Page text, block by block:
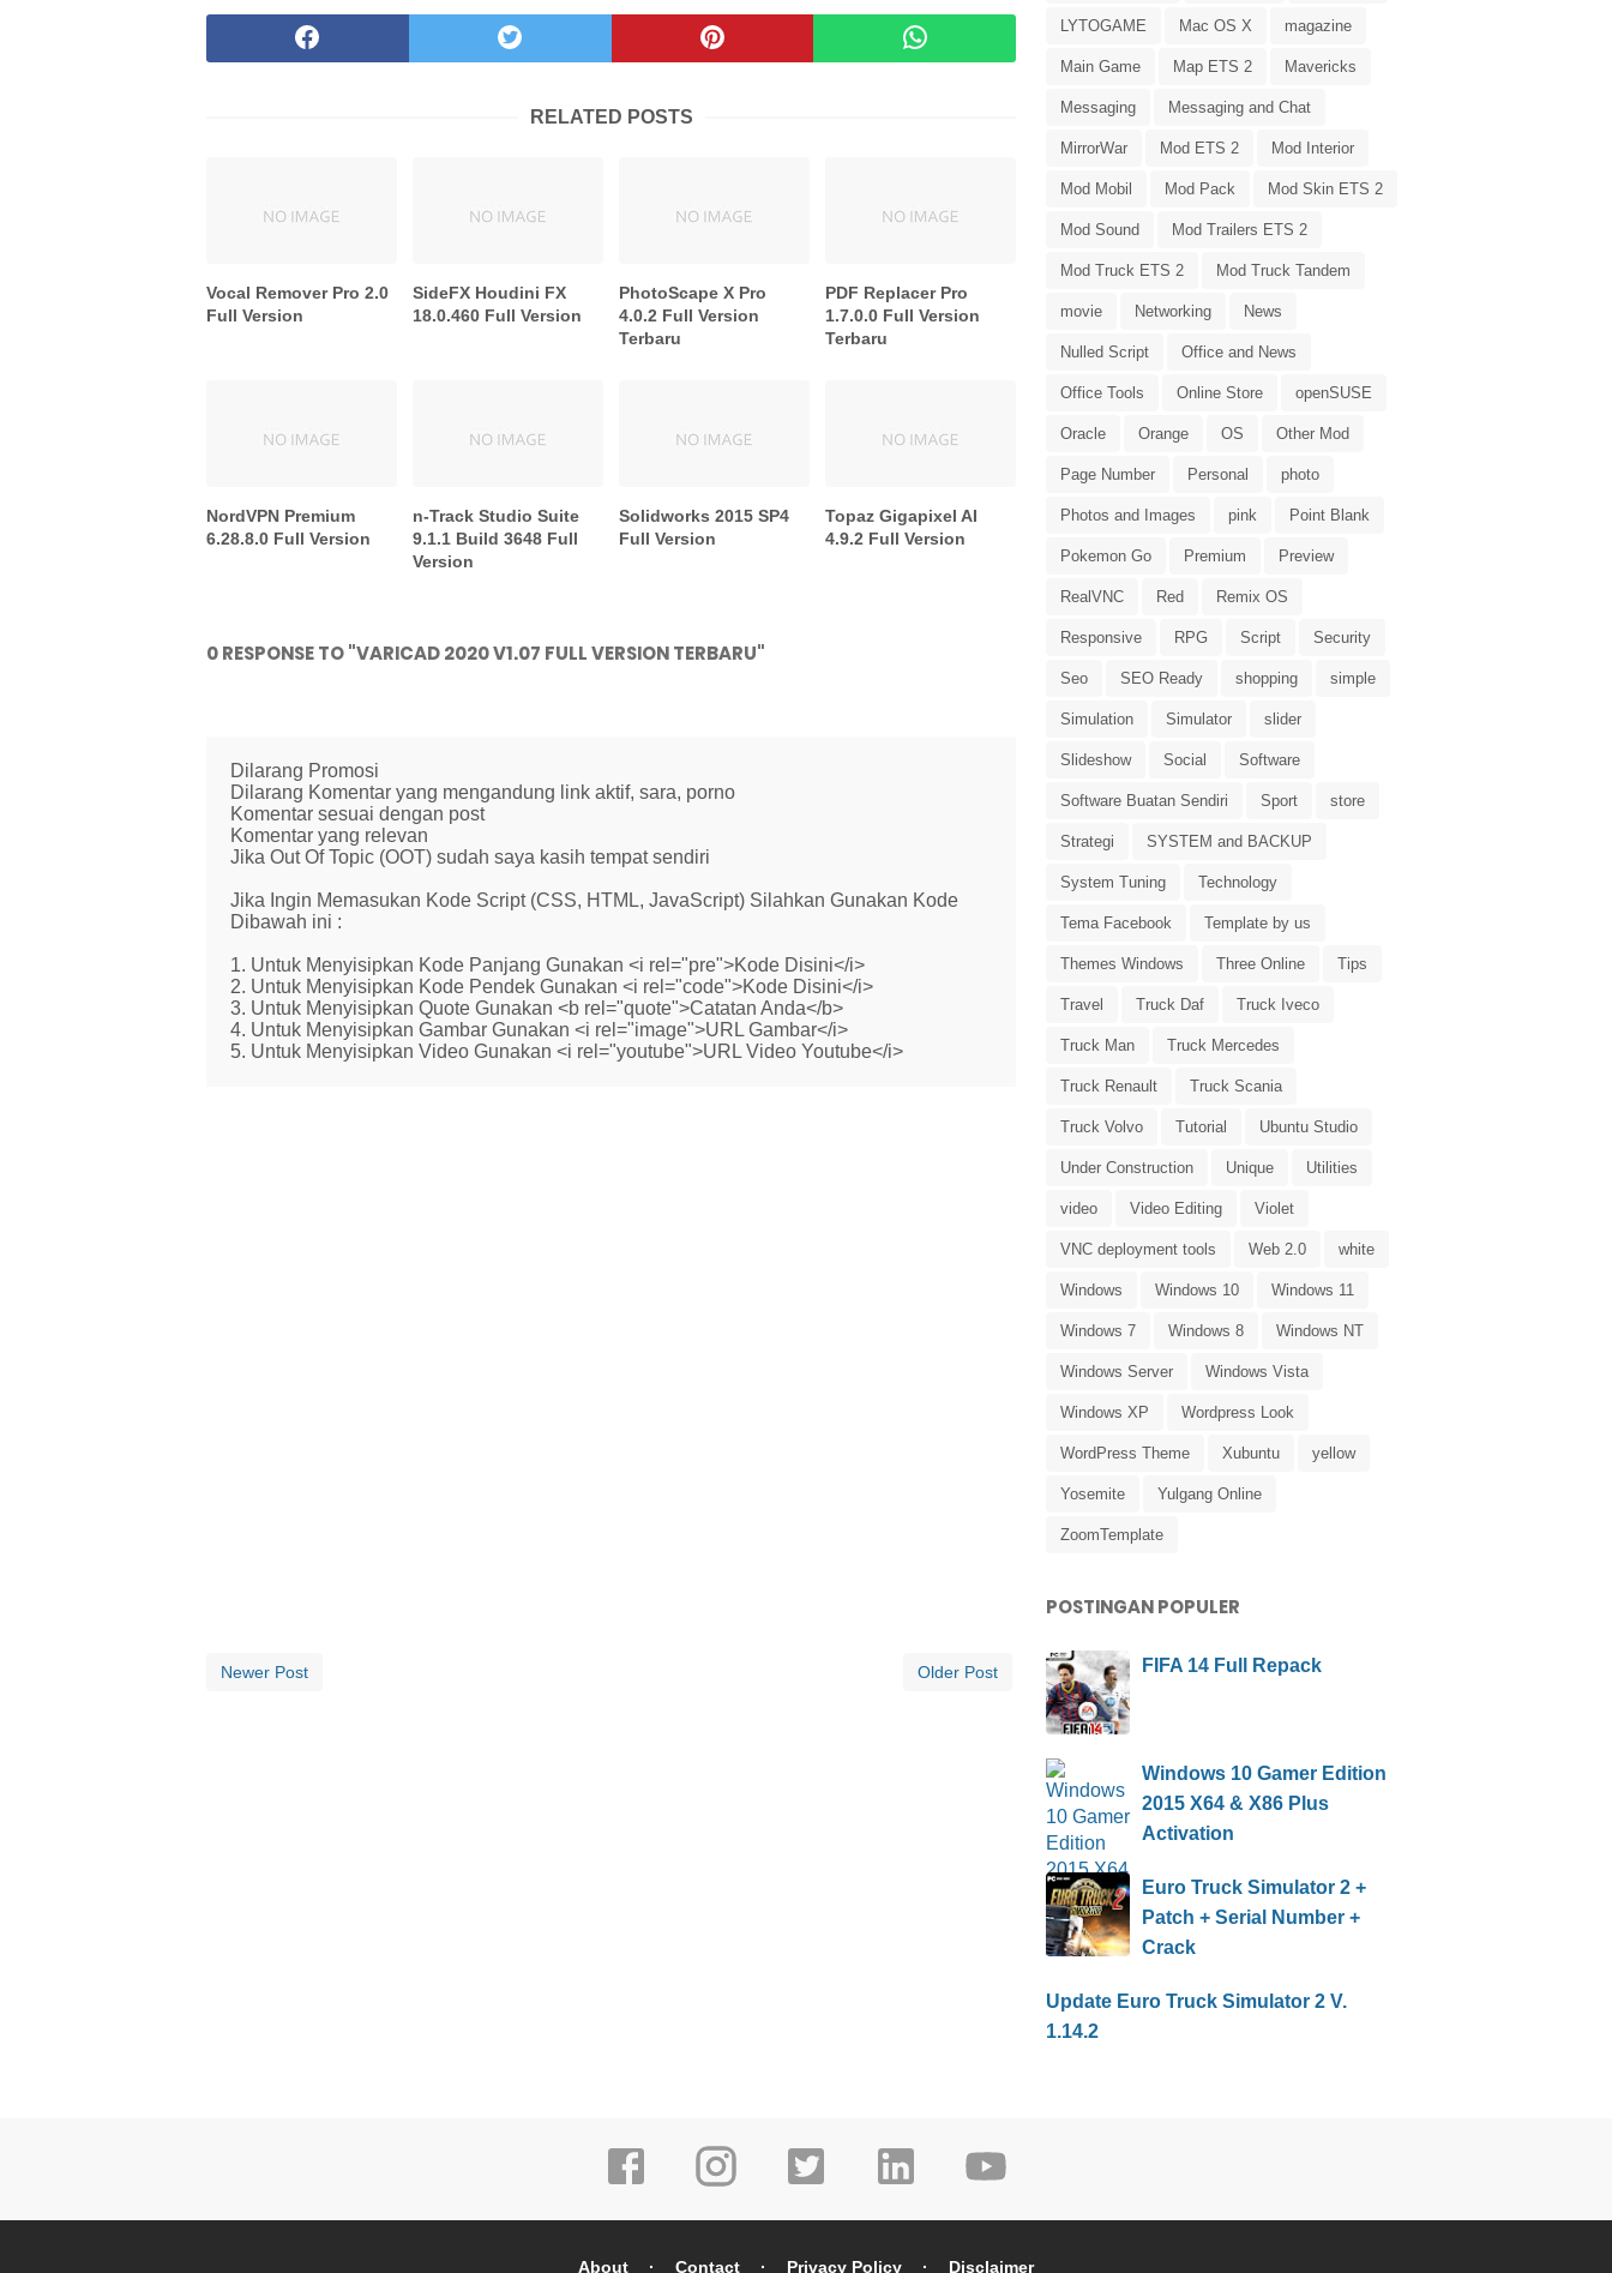
RELATED POSTS
Vocal Remover Pro 2.0
Full Version
SideFX Houdini FX
18.0.460 Full Version
PhotoScape X Pro
4.0.2 Full Version
Terbaru
PDF Replacer Pro
1.7.0.0 Full Version
Terbaru
NordVPN Premium
6.28.8.0 Full Version
n-Track Studio Suite
9.1.1 Build 3648 Full
Version
Solidworks 2015 SP4
Full Version
Topaz Gigapixel AI
4.9.2 Full Version
0 RESPONSE TO "VARICAD 2020 V1.07 FULL VERSION TERBARU"
Dilarang Promosi
Dilarang Komentar yang mengandung link aktif, sara, porno
Komentar sesuai dengan post
Komentar yang relevan
Jika Out Of Topic (OOT) sudah saya kasih tempat sendiri
Jika Ingin Memasukan Kode Script (CSS, HTML, JavaScript) Silahkan Gunakan Kode
Dibawah ini :
1. Untuk Menyisipkan Kode Panjang Gunakan <i rel="pre">Kode Disini</i>
2. Untuk Menyisipkan Kode Pendek Gunakan <i rel="code">Kode Disini</i>
3. Untuk Menyisipkan Quote Gunakan <b rel="quote">Catatan Anda</b>
4. Untuk Menyisipkan Gambar Gunakan <i rel="image">URL Gambar</i>
5. Untuk Menyisipkan Video Gunakan <i rel="youtube">URL Video Youtube</i>
Newer Post Older Post
LYTOGAME Mac OS X magazine
Main Game Map ETS 2 Mavericks
Messaging Messaging and Chat
MirrorWar Mod ETS 2 Mod Interior
Mod Mobil Mod Pack Mod Skin ETS 2
Mod Sound Mod Trailers ETS 2
Mod Truck ETS 2 Mod Truck Tandem
movie Networking News
Nulled Script Office and News
Office Tools Online Store openSUSE
Oracle Orange OS Other Mod
Page Number Personal photo
Photos and Images pink Point Blank
Pokemon Go Premium Preview
RealVNC Red Remix OS
Responsive RPG Script Security
Seo SEO Ready shopping simple
Simulation Simulator slider
Slideshow Social Software
Software Buatan Sendiri Sport store
Strategi SYSTEM and BACKUP
System Tuning Technology
Tema Facebook Template by us
Themes Windows Three Online Tips
Travel Truck Daf Truck Iveco
Truck Man Truck Mercedes
Truck Renault Truck Scania
Truck Volvo Tutorial Ubuntu Studio
Under Construction Unique Utilities
video Video Editing Violet
VNC deployment tools Web 2.0 white
Windows Windows 10 Windows 11
Windows 7 Windows 8 Windows NT
Windows Server Windows Vista
Windows XP Wordpress Look
WordPress Theme Xubuntu yellow
Yosemite Yulgang Online
ZoomTemplate
POSTINGAN POPULER
FIFA 14 Full Repack
Windows 10 Gamer Edition
2015 X64 & X86 Plus
Activation
Euro Truck Simulator 2 +
Patch + Serial Number +
Crack
Update Euro Truck Simulator 2 V.
1.14.2
About Contact Privacy Policy Disclaimer